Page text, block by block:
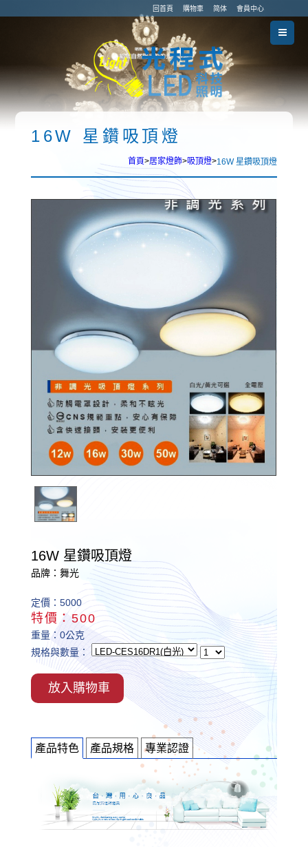
回首頁 購物車 简体 會員中心
16W 星鑽吸頂燈
首頁>居家燈飾>吸頂燈>16W 星鑽吸頂燈
16W 星鑽吸頂燈
品牌：舞光
定價：5000
特價：500
重量：0公克
規格與數量：
放入購物車
產品特色 產品規格 專業認證